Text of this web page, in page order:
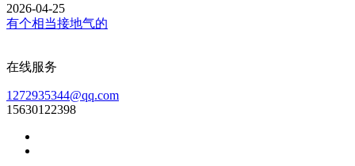
2026-04-25
有个相当接地气的
在线服务
1272935344@qq.com
15630122398